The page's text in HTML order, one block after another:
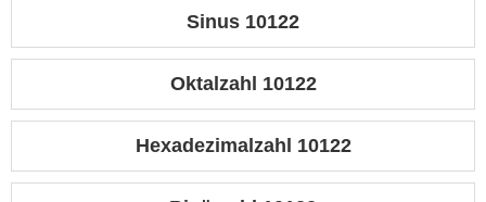
Sinus 10122
Oktalzahl 10122
Hexadezimalzahl 10122